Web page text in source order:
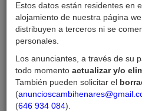
Estos datos están residentes en
alojamiento de nuestra página
distribuyen a terceros ni se
personales.
Los anunciantes, a través de su
todo momento actualizar y/o
También pueden solicitar el
(
(646 934 084).
info
Creado:
07-04-26
Última sesión:
07-04-26
Enviar mensaje